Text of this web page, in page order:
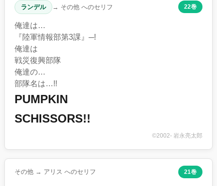
ランデル → その他 へのセリフ 22巻
俺達は…
『陸軍情報部第3課』─!
俺達は
戦災復興部隊
俺達の…
部隊名は…!!
PUMPKIN
SCHISSORS!!
©2002- 岩永亮太郎
その他 → アリス へのセリフ 21巻